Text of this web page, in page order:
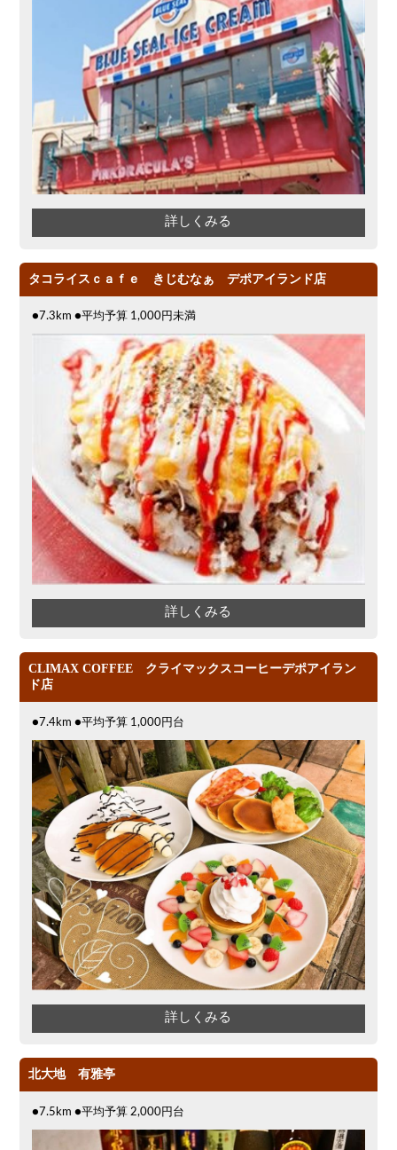
詳しくみる
タコライスｃａｆｅ きじむなぁ デポアイランド店
●7.3km ●平均予算 1,000円未満
詳しくみる
CLIMAX COFFEE クライマックスコーヒーデポアイラン
ド店
●7.4km ●平均予算 1,000円台
詳しくみる
北大地 有雅亭
●7.5km ●平均予算 2,000円台